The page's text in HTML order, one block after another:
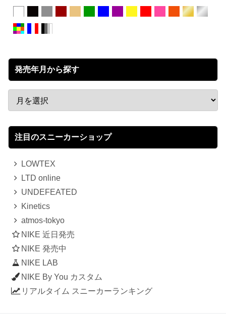
発売年月から探す
注目のスニーカーショップ
LOWTEX
LTD online
UNDEFEATED
Kinetics
atmos-tokyo
NIKE 近日発売
NIKE 発売中
NIKE LAB
NIKE By You カスタム
リアルタイム スニーカーランキング